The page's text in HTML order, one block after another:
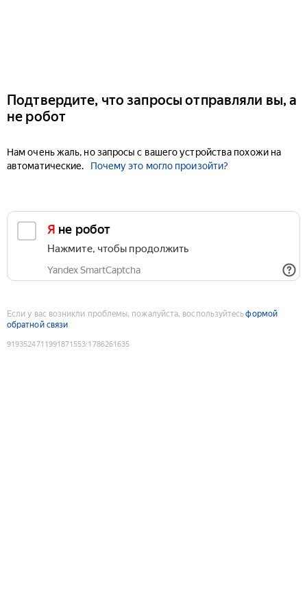
Подтвердите, что запросы отправляли вы, а
не робот
Нам очень жаль, но запросы с вашего устройства похожи на
автоматические.
Почему это могло произойти?
Я не робот
Нажмите, чтобы продолжить
Yandex SmartCaptcha
Если у вас возникли проблемы, пожалуйста, воспользуйтесьформой
обратной связи
9193524711991871553:1786261635